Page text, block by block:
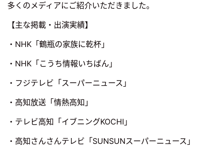
多くのメディアにご紹介いただきました。
【主な掲載・出演実績】
・NHK「鶴瓶の家族に乾杯」
・NHK「こうち情報いちばん」
・フジテレビ「スーパーニュース」
・高知放送「情熱高知」
・テレビ高知「イブニングKOCHI」
・高知さんさんテレビ「SUNSUNスーパーニュース」